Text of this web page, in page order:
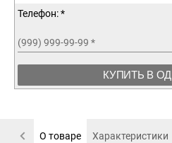
Телефон: *
(999) 999-99-99 *
КУПИТЬ В
О товаре Характеристики